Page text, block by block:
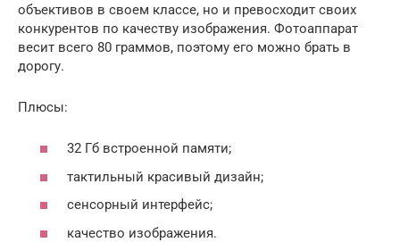
объективов в своем классе, но и превосходит своих
конкурентов по качеству изображения. Фотоаппарат
весит всего 80 граммов, поэтому его можно брать в
дорогу.
Плюсы:
32 Гб встроенной памяти;
тактильный красивый дизайн;
сенсорный интерфейс;
качество изображения.